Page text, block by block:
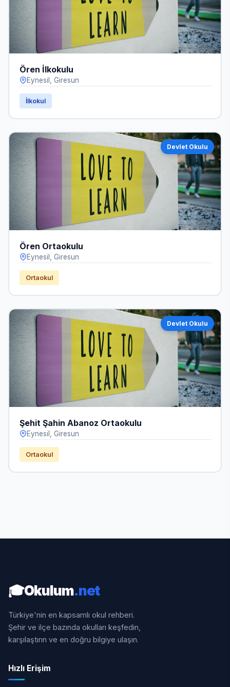
Ören İlkokulu
Eynesil, Giresun
İlkokul
Devlet Okulu
Ören Ortaokulu
Eynesil, Giresun
Ortaokul
Devlet Okulu
Şehit Şahin Abanoz Ortaokulu
Eynesil, Giresun
Ortaokul
🎓Okulum.net
Türkiye'nin en kapsamlı okul rehberi.
Şehir ve ilçe bazında okulları keşfedin,
karşılaştırın ve en doğru bilgiye ulaşın.
Hızlı Erişim